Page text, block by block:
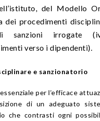
del Modello
dei procedimenti
sanzioni irrogate
verso i dipendenti).
e sanzionatorio
per l’efficace
di un adeguato
che contrasti ogni